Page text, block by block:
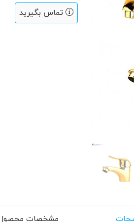
تماس بگیرید
مشخصات